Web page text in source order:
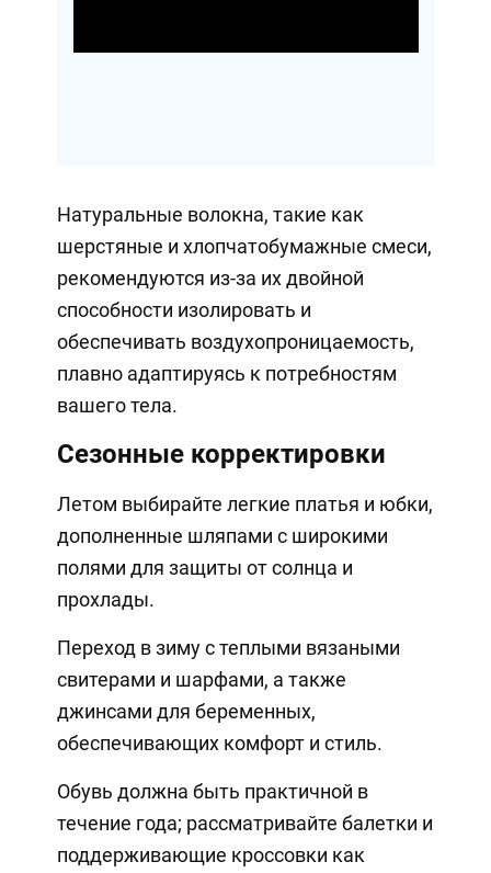
Натуральные волокна, такие как
шерстяные и хлопчатобумажные смеси,
рекомендуются из-за их двойной
способности изолировать и
обеспечивать воздухопроницаемость,
плавно адаптируясь к потребностям
вашего тела.
Сезонные корректировки
Летом выбирайте легкие платья и юбки,
дополненные шляпами с широкими
полями для защиты от солнца и
прохлады.
Переход в зиму с теплыми вязаными
свитерами и шарфами, а также
джинсами для беременных,
обеспечивающих комфорт и стиль.
Обувь должна быть практичной в
течение года; рассматривайте балетки и
поддерживающие кроссовки как